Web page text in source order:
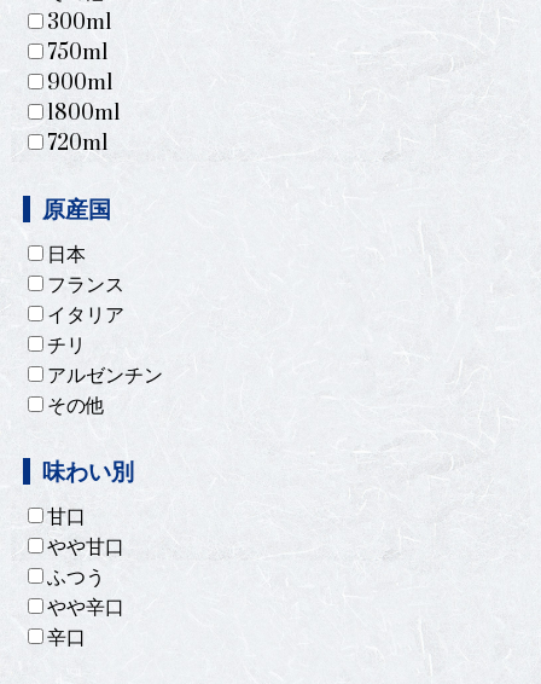
300ml
750ml
900ml
1800ml
720ml
原産国
日本
フランス
イタリア
チリ
アルゼンチン
その他
味わい別
甘口
やや甘口
ふつう
やや辛口
辛口